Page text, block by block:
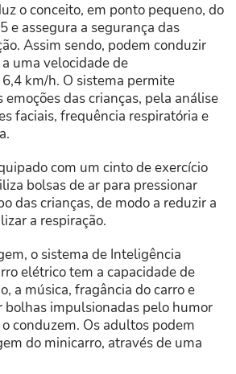
o conceito, em ponto pequeno, do
e assegura a segurança das
Assim sendo, podem conduzir
uma velocidade de
km/h. O sistema permite
das crianças, pela análise
faciais, frequência respiratória e
com um cinto de exercício
bolsas de ar para pressionar
das crianças, de modo a reduzir a
a respiração.
o sistema de Inteligência
elétrico tem a capacidade de
a música, fragância do carro e
bolhas impulsionadas pelo humor
conduzem. Os adultos podem
do minicarro, através de uma